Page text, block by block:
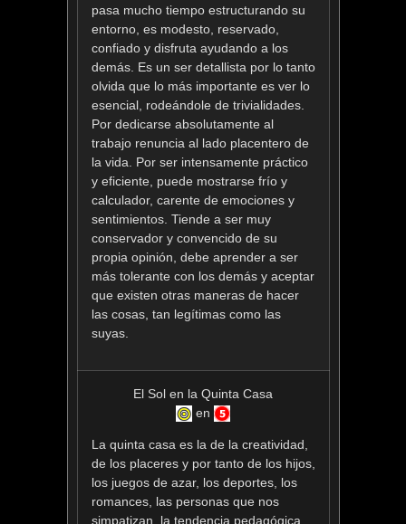
pasa mucho tiempo estructurando su
entorno, es modesto, reservado,
confiado y disfruta ayudando a los
demás. Es un ser detallista por lo tanto
olvida que lo más importante es ver lo
esencial, rodeándole de trivialidades.
Por dedicarse absolutamente al
trabajo renuncia al lado placentero de
la vida. Por ser intensamente práctico
y eficiente, puede mostrarse frío y
calculador, carente de emociones y
sentimientos. Tiende a ser muy
conservador y convencido de su
propia opinión, debe aprender a ser
más tolerante con los demás y aceptar
que existen otras maneras de hacer
las cosas, tan legítimas como las
suyas.
El Sol en la Quinta Casa
en
La quinta casa es la de la creatividad,
de los placeres y por tanto de los hijos,
los juegos de azar, los deportes, los
romances, las personas que nos
simpatizan, la tendencia pedagógica,